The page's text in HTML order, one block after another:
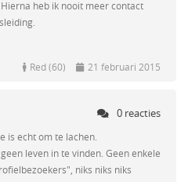
heb ik nooit meer contact
Red (60) 21 februari 2015
0 reacties
is echt om te lachen.
leven in te vinden. Geen enkele
niks niks niks